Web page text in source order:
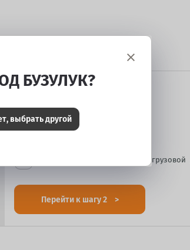
ПОПУЛЯРНЫЕ УСЛУГИ
Шиномонтаж легковой и легкогрузовой
Перейти к шагу 2
БУЗУЛУК?
выбрать другой